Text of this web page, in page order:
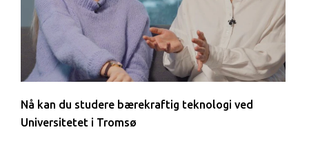
Nå kan du studere bærekraftig teknologi ved
Universitetet i Tromsø